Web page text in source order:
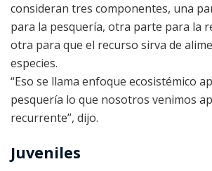
consideran tres componentes, una
para la pesquería, otra parte para la
otra para que el recurso sirva de
especies.
“Eso se llama enfoque ecosistémico
pesquería lo que nosotros venimos
recurrente”, dijo.
Juveniles